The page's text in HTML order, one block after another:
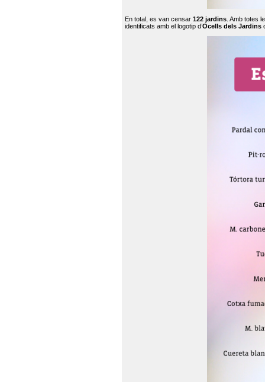
En total, es van censar 122 jardins . Amb totes
identificats amb el logotip d’Ocells dels Jardins